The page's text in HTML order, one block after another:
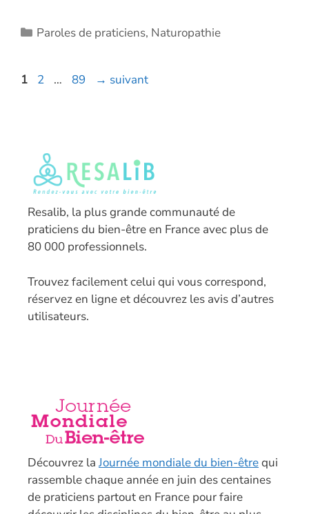
Catégories
Paroles de praticiens, Naturopathie
Page
1 Page
2 … Page
89 → suivant
Resalib, la plus grande communauté de
praticiens du bien-être en France avec plus de
80 000 professionnels.
Trouvez facilement celui qui vous correspond,
réservez en ligne et découvrez les avis d’autres
utilisateurs.
Découvrez laJournée mondiale du bien-êtrequi
rassemble chaque année en juin des centaines
de praticiens partout en France pour faire